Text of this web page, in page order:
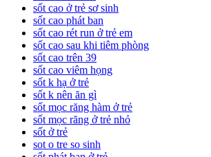
sốt cao ở trẻ sơ sinh
sốt cao phát ban
sốt cao rét run ở trẻ em
sốt cao sau khi tiêm phòng
sốt cao trên 39
sốt cao viêm họng
sốt k hạ ở trẻ
sốt k nên ăn gì
sốt mọc răng hàm ở trẻ
sốt mọc răng ở trẻ nhỏ
sốt ở trẻ
sot o tre so sinh